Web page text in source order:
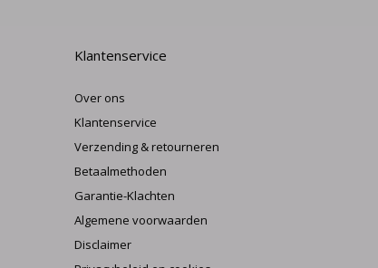
Klantenservice
Over ons
Klantenservice
Verzending & retourneren
Betaalmethoden
Garantie-Klachten
Algemene voorwaarden
Disclaimer